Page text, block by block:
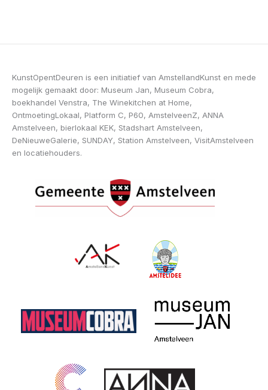
KunstOpentDeuren is een initiatief van AmstellandKunst en mede
mogelijk gemaakt door: Museum Jan, Museum Cobra,
boekhandel Venstra, The Winekitchen at Home,
OntmoetingLokaal, Platform C, P60, AmstelveenZ, ANNA
Amstelveen, bierlokaal KEK, Stadshart Amstelveen,
DeNieuweGalerie, SUNDAY, Station Amstelveen, VisitAmstelveen
en locatiehouders.